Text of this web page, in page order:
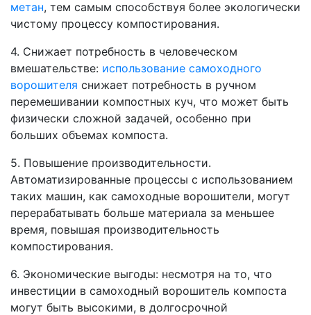
метан, тем самым способствуя более экологически
чистому процессу компостирования.
4. Снижает потребность в человеческом
вмешательстве: использование самоходного
ворошителя снижает потребность в ручном
перемешивании компостных куч, что может быть
физически сложной задачей, особенно при
больших объемах компоста.
5. Повышение производительности.
Автоматизированные процессы с использованием
таких машин, как самоходные ворошители, могут
перерабатывать больше материала за меньшее
время, повышая производительность
компостирования.
6. Экономические выгоды: несмотря на то, что
инвестиции в самоходный ворошитель компоста
могут быть высокими, в долгосрочной